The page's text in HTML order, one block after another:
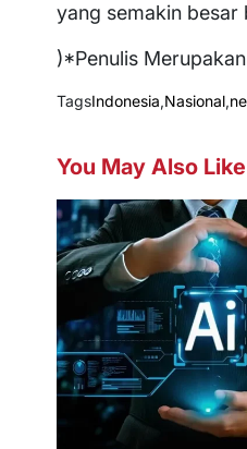
yang semakin besar
)*Penulis
TagsIndonesia,Nasional,
You May Also Like